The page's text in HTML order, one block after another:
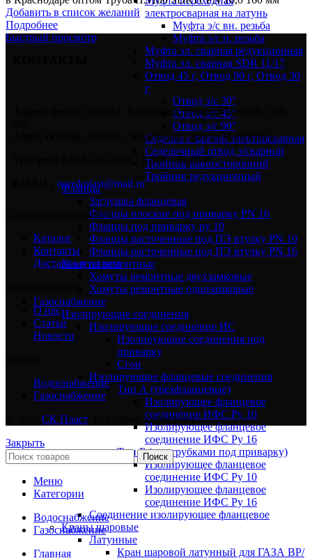
электросварная на латунь
Муфта э/с вн. резьба
Муфта э/с н. резьба
Муфта эл. cварная редукционная
Муфта эл. сварная SDR 11/17
Отвод 45 г, Отвод 90 г, Отвод 30
г
Отвод э/с 30°
Отвод э/с 45°
Отвод э/с 90°
Седелка с фрезой электросварная
Седелочный отвод э/сварной
Тройник равносторонний
Тройник редукционный
Фланцы
Заглушка фланцевая
Фланцы плоские под приварку PN 16
Фланцы под приварку ру 10
Фланцы расточенные под ПЭ втулку PN 10
Фланцы расточенные под ПЭ втулку PN 16
Хомуты ремонтные
Хомуты ремонтные двухзамковые
Хомуты ремонтные однозамковые
Газоснабжение
Изолирующие соединения
Изолирующие соединение ИС
Изолирующие соединения под
приварку
Сгон
Изолирующие фланцевые соединения
Тип А (трехфланцевые)
Изолирующее фланцевое
соединение ИФС Ру 10
Изолирующее фланцевое
соединение ИФС Ру 16
Тип Б (с патрубками под приварку)
Изолирующее фланцевое
соединение ИФС Ру 10
Изолирующее фланцевое
соединение ИФС Ру 16
Соединение изолирующее фланцевое
Краны шаровые
Латунные
Кран шаровой латунный для ГАЗА ВР/
Добавить в список желаний
Подробнее
Быстрый просмотр
350039 г. Краснодар, проезд Майский 5 оф.
350039 г. Краснодар, проезд Майский 3.
8-918-270-8838 | 8-918-093-8838
oooskplast@mail.ru
Полезная информация
Каталог
Контакты
Доставка и оплата
О нас
Статьи
Новости
Водоснабжение
Газоснабжение
СК Пласт. Все права защищены
Закрыть
Поиск
Меню
Категории
Водоснабжение
Газоснабжение
Главная